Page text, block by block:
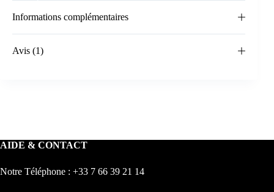
Informations complémentaires
Avis (1)
AIDE & CONTACT
Notre Téléphone : +33 7 66 39 21 14